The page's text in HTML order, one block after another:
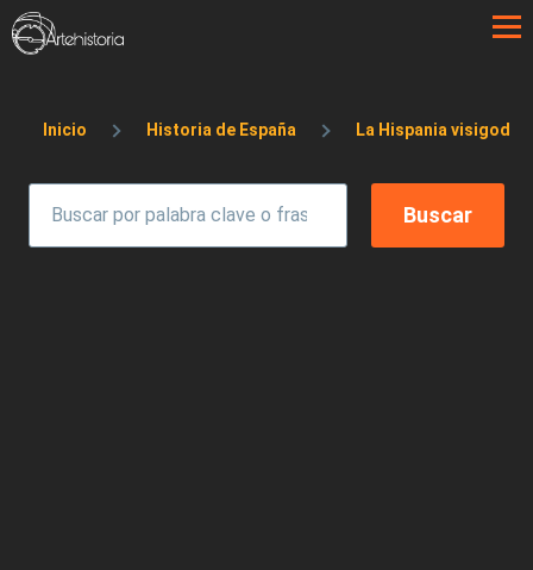
Pasar al contenido principal
Sobrescribir enlaces de ayuda a la
Inicio Historia de España La Hispania visigoda